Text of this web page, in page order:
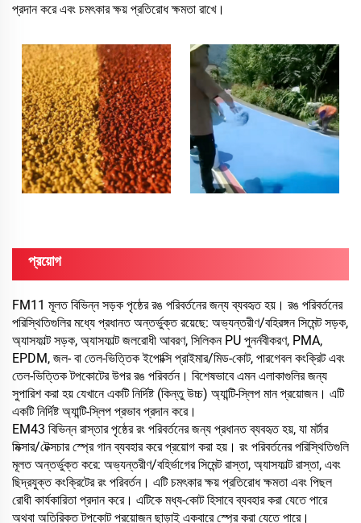
প্রদান করে এবং চমৎকার ক্ষয় প্রতিরোধ ক্ষমতা রাখে।
প্রয়োগ
FM11 মূলত বিভিন্ন সড়ক পৃষ্ঠের রঙ পরিবর্তনের জন্য ব্যবহৃত হয়। রঙ পরিবর্তনের
পরিস্থিতিগুলির মধ্যে প্রধানত অন্তর্ভুক্ত রয়েছে: অভ্যন্তরীণ/বহিরঙ্গন সিমেন্ট সড়ক,
অ্যাসফাল্ট সড়ক, অ্যাসফাল্ট জলরোধী আবরণ, সিলিকন PU পুনর্নবীকরণ, PMA,
EPDM, জল- বা তেল-ভিত্তিক ইপোক্সি প্রাইমার/মিড-কোট, পারগেবল কংক্রিট এবং
তেল-ভিত্তিক টপকোটের উপর রঙ পরিবর্তন। বিশেষভাবে এমন এলাকাগুলির জন্য
সুপারিশ করা হয় যেখানে একটি নির্দিষ্ট (কিন্তু উচ্চ) অ্যান্টি-স্লিপ মান প্রয়োজন। এটি
একটি নির্দিষ্ট অ্যান্টি-স্লিপ প্রভাব প্রদান করে।
EM43 বিভিন্ন রাস্তার পৃষ্ঠের রং পরিবর্তনের জন্য প্রধানত ব্যবহৃত হয়, যা মর্টার
মিক্সার/টেক্সচার স্প্রে গান ব্যবহার করে প্রয়োগ করা হয়। রং পরিবর্তনের পরিস্থিতিগুলি
মূলত অন্তর্ভুক্ত করে: অভ্যন্তরীণ/বহির্ভাগের সিমেন্ট রাস্তা, অ্যাসফাল্ট রাস্তা, এবং
ছিদ্রযুক্ত কংক্রিটের রং পরিবর্তন। এটি চমৎকার ক্ষয় প্রতিরোধ ক্ষমতা এবং পিছল
রোধী কার্যকারিতা প্রদান করে। এটিকে মধ্য-কোট হিসাবে ব্যবহার করা যেতে পারে
অথবা অতিরিক্ত টপকোট প্রয়োজন ছাড়াই একবারে স্প্রে করা যেতে পারে।